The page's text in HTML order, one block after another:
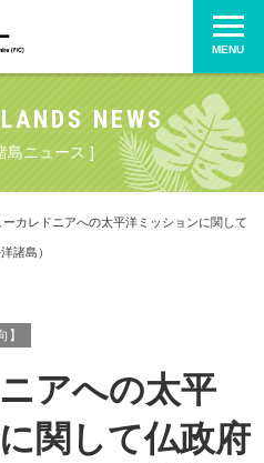
MENU
NEWS
島ニュース ]
ーカレドニアへの太平洋ミッションに関して
諸島）
】
アへの太平
関して仏政府